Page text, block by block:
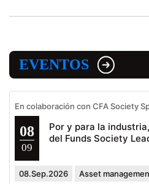
EVENTOS
En colaboración con CFA Society
08
09
Por y para la
del Funds Society
08.Sep.2026 Asset